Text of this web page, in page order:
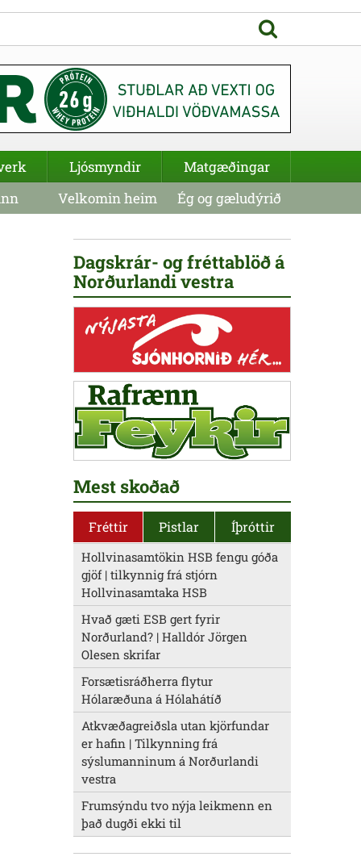
Dagskrár- og fréttablöð á
Norðurlandi vestra
Mest skoðað
Fréttir Pistlar Íþróttir
Hollvinasamtökin HSB fengu góða
gjöf | tilkynnig frá stjórn
Hollvinasamtaka HSB
Hvað gæti ESB gert fyrir
Norðurland? | Halldór Jörgen
Olesen skrifar
Forsætisráðherra flytur
Hólaræðuna á Hólahátíð
Atkvæðagreiðsla utan kjörfundar
er hafin | Tilkynning frá
sýslumanninum á Norðurlandi
vestra
Frumsýndu tvo nýja leikmenn en
það dugði ekki til
Ljósmyndir
Matgæðingar
Velkomin heim Ég og gæludýrið